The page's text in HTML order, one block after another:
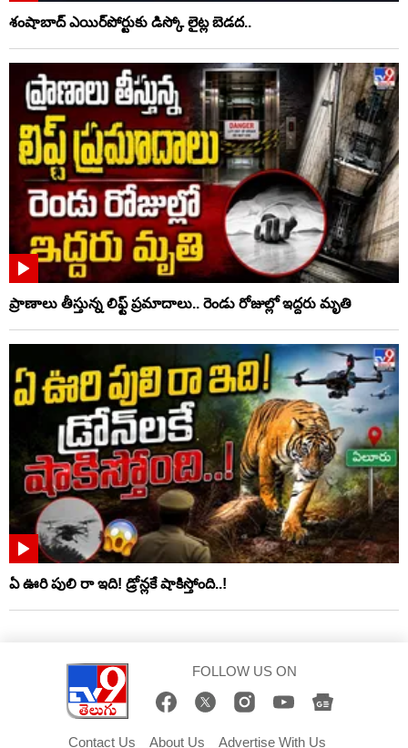
శంషాబాద్ ఎయిర్‌పోర్టుకు డిస్కో లైట్ల బెడద..
ప్రాణాలు తీస్తున్న లిఫ్ట్‌ ప్రమాదాలు.. రెండు రోజుల్లో ఇద్దరు మృతి
ఏ ఊరి పులి రా ఇది! డ్రోన్లకే షాకిస్తోంది..!
FOLLOW US ON
Contact Us About Us Advertise With Us